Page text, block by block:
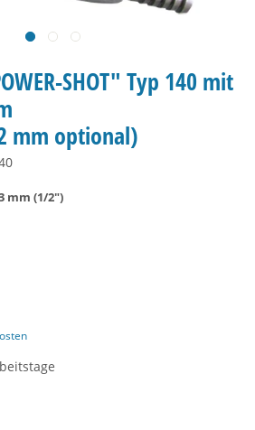
SHOT" Typ 140 mit
mm optional)
mm (1/2")